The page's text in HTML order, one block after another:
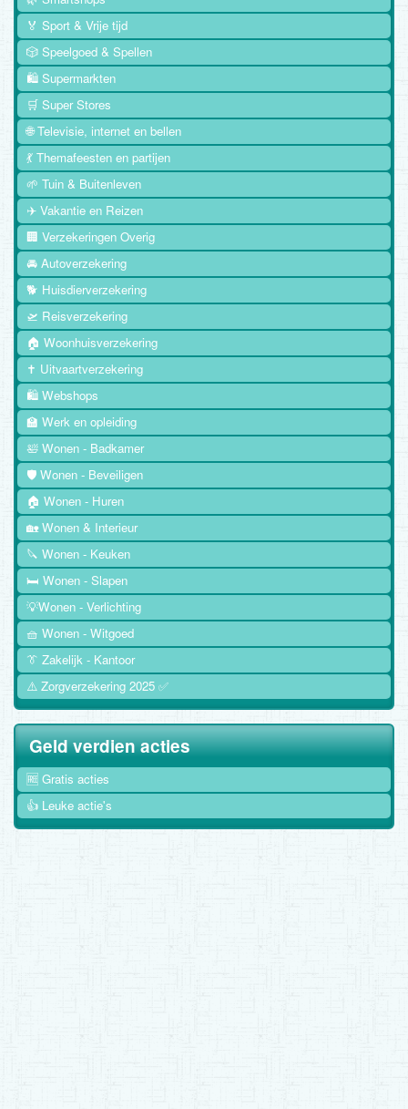
🏅 Sport & Vrije tijd
🎲 Speelgoed & Spellen
🛍️ Supermarkten
🛒 Super Stores
🌐 Televisie, internet en bellen
💃 Themafeesten en partijen
🌱 Tuin & Buitenleven
✈️ Vakantie en Reizen
🏢 Verzekeringen Overig
🚘 Autoverzekering
🐕 Huisdierverzekering
🛫 Reisverzekering
🏠 Woonhuisverzekering
✝️ Uitvaartverzekering
🛍️ Webshops
🏫 Werk en opleiding
🛀 Wonen - Badkamer
🛡️ Wonen - Beveiligen
🏠 Wonen - Huren
🏡 Wonen & Interieur
🔪 Wonen - Keuken
🛏️ Wonen - Slapen
💡Wonen - Verlichting
🧺 Wonen - Witgoed
👔 Zakelijk - Kantoor
⚠️ Zorgverzekering 2025 ✅
Geld verdien acties
🆓 Gratis acties
👍 Leuke actie's